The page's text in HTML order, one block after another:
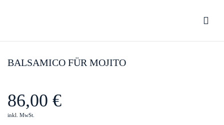
BALSAMICO FÜR MOJITO
86,00 €
inkl. MwSt.
Mojito”
You must be